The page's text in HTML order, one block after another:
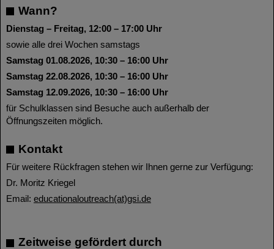
Wann?
Dienstag – Freitag, 12:00 – 17:00 Uhr
sowie alle drei Wochen samstags
Samstag 01.08.2026, 10:30 – 16:00 Uhr
Samstag 22.08.2026, 10:30 – 16:00 Uhr
Samstag 12.09.2026, 10:30 – 16:00 Uhr
für Schulklassen sind Besuche auch außerhalb der
Öffnungszeiten möglich.
Kontakt
Für weitere Rückfragen stehen wir Ihnen gerne zur Verfügung:
Dr. Moritz Kriegel
Email: educationaloutreach(at)gsi.de
Zeitweise gefördert durch